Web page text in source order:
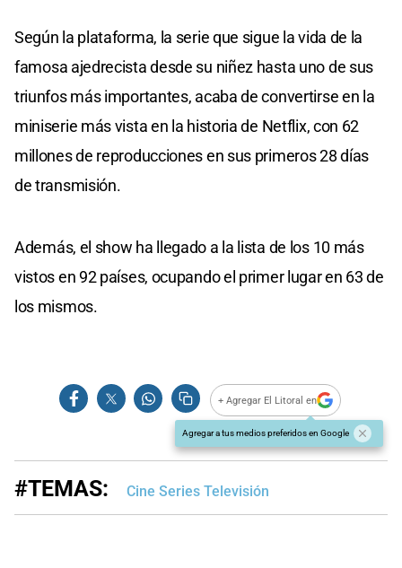
Según la plataforma, la serie que sigue la vida de la
famosa ajedrecista desde su niñez hasta uno de sus
triunfos más importantes, acaba de convertirse en la
miniserie más vista en la historia de Netflix, con 62
millones de reproducciones en sus primeros 28 días
de transmisión.
Además, el show ha llegado a la lista de los 10 más
vistos en 92 países, ocupando el primer lugar en 63 de
los mismos.
+ Agregar El Litoral en
Agregar a tus medios preferidos en Google
#TEMAS: Cine Series Televisión